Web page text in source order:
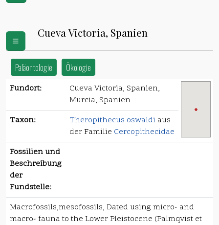
Cueva Victoria, Spanien
Paläontologie Ökologie
Fundort:
Cueva Victoria, Spanien,
Murcia, Spanien
Taxon:
Theropithecus oswaldi aus
der Familie Cercopithecidae
Fossilien und
Beschreibung
der
Fundstelle:
Macrofossils,mesofossils, Dated using micro- and
macro- fauna to the Lower Pleistocene (Palmqvist et